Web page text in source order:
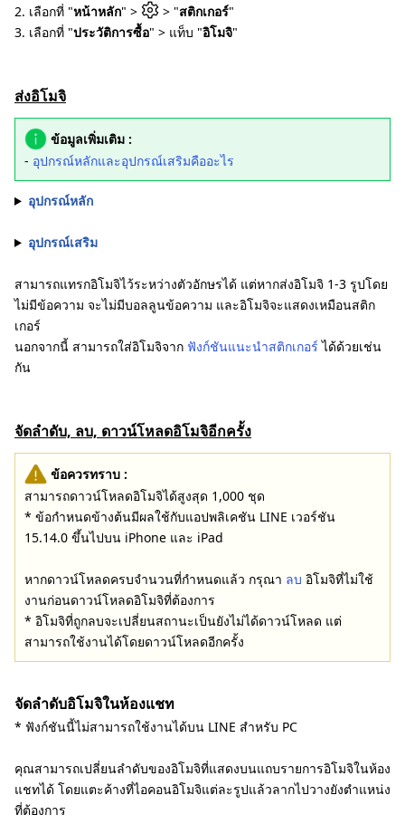
2. เลือกที่ "หน้าหลัก" > > "สติกเกอร์"
3. เลือกที่ "ประวัติการซื้อ" > แท็บ "อิโมจิ"
ส่งอิโมจิ
ข้อมูลเพิ่มเติม :
- อุปกรณ์หลักและอุปกรณ์เสริมคืออะไร
อุปกรณ์หลัก
อุปกรณ์เสริม
สามารถแทรกอิโมจิไว้ระหว่างตัวอักษรได้ แต่หากส่งอิโมจิ 1-3 รูปโดย
ไม่มีข้อความ จะไม่มีบอลลูนข้อความ และอิโมจิจะแสดงเหมือนสติก
เกอร์
นอกจากนี้ สามารถใส่อิโมจิจาก ฟังก์ชันแนะนำสติกเกอร์ ได้ด้วยเช่น
กัน
จัดลำดับ, ลบ, ดาวน์โหลดอิโมจิอีกครั้ง
ข้อควรทราบ :
สามารถดาวน์โหลดอิโมจิได้สูงสุด 1,000 ชุด
* ข้อกำหนดข้างต้นมีผลใช้กับแอปพลิเคชัน LINE เวอร์ชัน
15.14.0 ขึ้นไปบน iPhone และ iPad
หากดาวน์โหลดครบจำนวนที่กำหนดแล้ว กรุณา ลบ อิโมจิที่ไม่ใช้
งานก่อนดาวน์โหลดอิโมจิที่ต้องการ
* อิโมจิที่ถูกลบจะเปลี่ยนสถานะเป็นยังไม่ได้ดาวน์โหลด แต่
สามารถใช้งานได้โดยดาวน์โหลดอีกครั้ง
จัดลำดับอิโมจิในห้องแชท
* ฟังก์ชันนี้ไม่สามารถใช้งานได้บน LINE สำหรับ PC
คุณสามารถเปลี่ยนลำดับของอิโมจิที่แสดงบนแถบรายการอิโมจิในห้อง
แชทได้ โดยแตะค้างที่ไอคอนอิโมจิแต่ละรูปแล้วลากไปวางยังตำแหน่ง
ที่ต้องการ